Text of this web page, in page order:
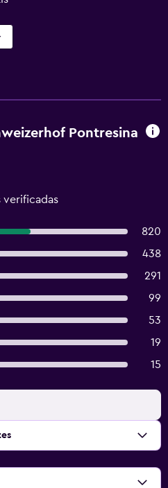
Pontresina
verificadas
820
438
291
99
53
19
15